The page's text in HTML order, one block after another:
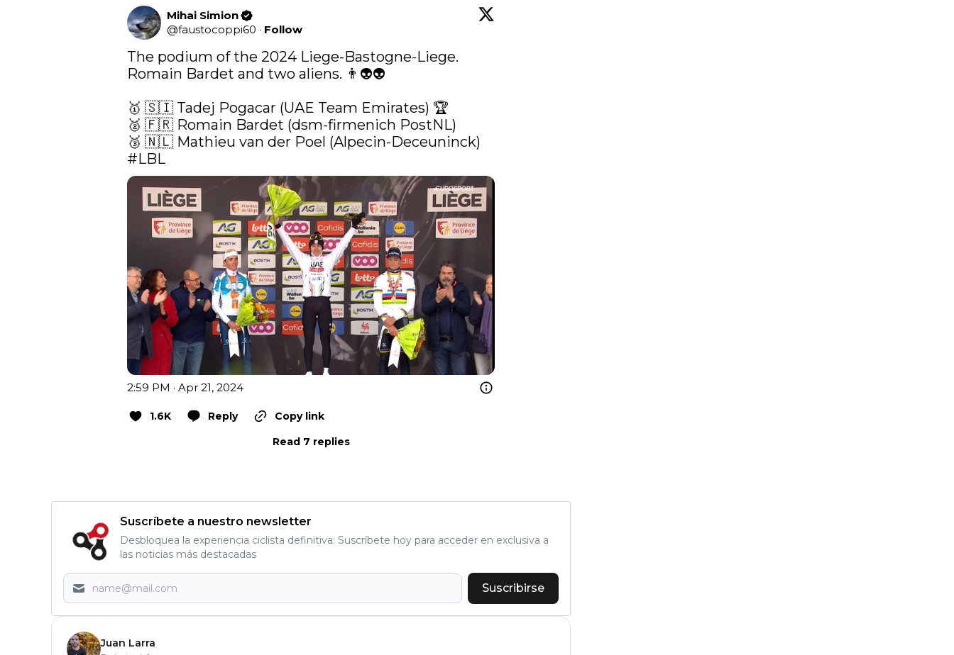
Mihai Simion
@faustocoppi60 · Follow
The podium of the 2024 Liege-Bastogne-Liege.
Romain Bardet and two aliens. 👨👽👽
🥇 🇸🇮 Tadej Pogacar (UAE Team Emirates) 🏆
🥈 🇫🇷 Romain Bardet (dsm-firmenich PostNL)
#LBL
2:59 PM · Apr 21, 2024
1.6K Reply
Copy link
Read 7 replies
Suscríbete a nuestro newsletter
Desbloquea la experiencia ciclista definitiva: Suscríbete hoy para acceder en exclusiva a
las noticias más destacadas
Suscribirse
Juan Larra